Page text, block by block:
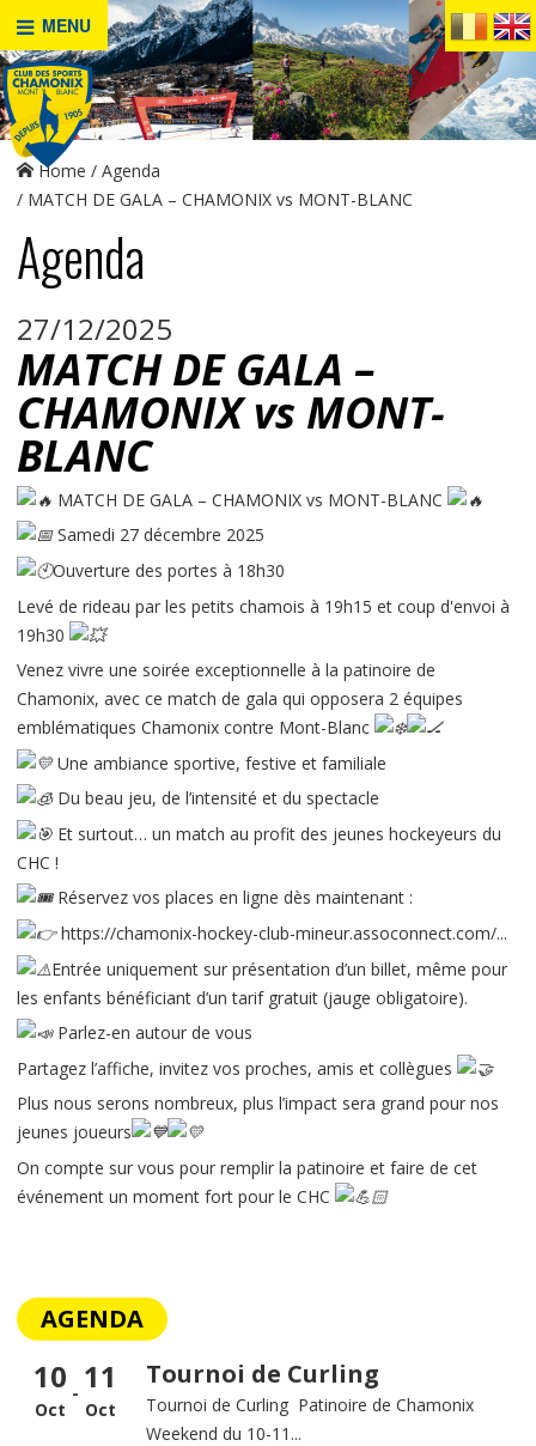
MENU
Home
Agenda
MATCH DE GALA – CHAMONIX vs MONT-BLANC
Agenda
27/12/2025
MATCH DE GALA –
CHAMONIX vs MONT-
BLANC
MATCH DE GALA – CHAMONIX vs MONT-BLANC
Samedi 27 décembre 2025
Ouverture des portes à 18h30
Levé de rideau par les petits chamois à 19h15 et coup d'envoi à
19h30
Venez vivre une soirée exceptionnelle à la patinoire de
Chamonix, avec ce match de gala qui opposera 2 équipes
emblématiques Chamonix contre Mont-Blanc
Une ambiance sportive, festive et familiale
Du beau jeu, de l’intensité et du spectacle
Et surtout… un match au profit des jeunes hockeyeurs du
CHC !
Réservez vos places en ligne dès maintenant :
https://chamonix-hockey-club-mineur.assoconnect.com/...
Entrée uniquement sur présentation d’un billet, même pour
les enfants bénéficiant d’un tarif gratuit (jauge obligatoire).
Parlez-en autour de vous
Partagez l’affiche, invitez vos proches, amis et collègues
Plus nous serons nombreux, plus l’impact sera grand pour nos
jeunes joueurs
On compte sur vous pour remplir la patinoire et faire de cet
événement un moment fort pour le CHC
AGENDA
10
Oct
- 11
Oct
Tournoi de Curling
Tournoi de Curling Patinoire de Chamonix
Weekend du 10-11...